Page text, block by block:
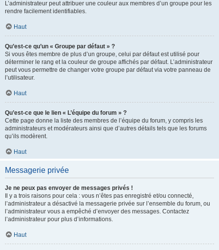
L’administrateur peut attribuer une couleur aux membres d’un groupe pour les
rendre facilement identifiables.
Haut
Qu’est-ce qu’un « Groupe par défaut » ?
Si vous êtes membre de plus d’un groupe, celui par défaut est utilisé pour
déterminer le rang et la couleur de groupe affichés par défaut. L’administrateur
peut vous permettre de changer votre groupe par défaut via votre panneau de
l’utilisateur.
Haut
Qu’est-ce que le lien « L’équipe du forum » ?
Cette page donne la liste des membres de l’équipe du forum, y compris les
administrateurs et modérateurs ainsi que d’autres détails tels que les forums
qu’ils modèrent.
Haut
Messagerie privée
Je ne peux pas envoyer de messages privés !
Il y a trois raisons pour cela : vous n’êtes pas enregistré et/ou connecté,
l’administrateur a désactivé la messagerie privée sur l’ensemble du forum, ou
l’administrateur vous a empêché d’envoyer des messages. Contactez
l’administrateur pour plus d’informations.
Haut